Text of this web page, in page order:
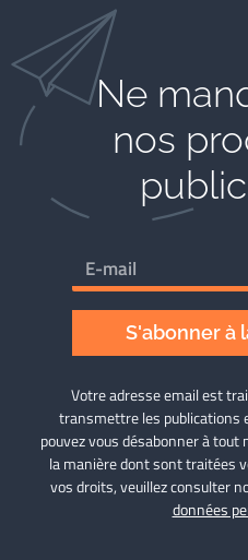
Ne
nos
S'abonner à
Votre adresse email est
transmettre les publications
pouvez vous désabonner à
la manière dont sont traitées
vos droits, veuillez consulter
données